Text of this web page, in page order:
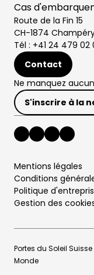
Route de la Fin 15
CH-1874
Tél : +41 24 479 02
Contact
Ne manquez
S'inscrire à la
Cas
Mentions légales
Conditions
Politique
Gestion des
Portes du Soleil
Monde